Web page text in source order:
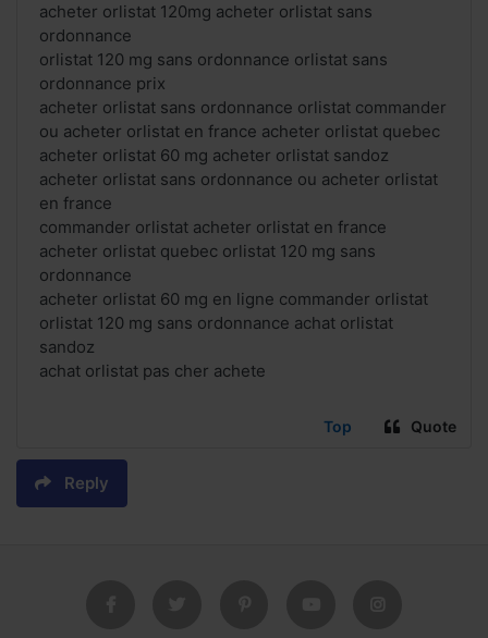
acheter orlistat 120mg acheter orlistat sans
ordonnance
orlistat 120 mg sans ordonnance orlistat sans
ordonnance prix
acheter orlistat sans ordonnance orlistat commander
ou acheter orlistat en france acheter orlistat quebec
acheter orlistat 60 mg acheter orlistat sandoz
acheter orlistat sans ordonnance ou acheter orlistat
en france
commander orlistat acheter orlistat en france
acheter orlistat quebec orlistat 120 mg sans
ordonnance
acheter orlistat 60 mg en ligne commander orlistat
orlistat 120 mg sans ordonnance achat orlistat
sandoz
achat orlistat pas cher achete
Top Quote
Reply